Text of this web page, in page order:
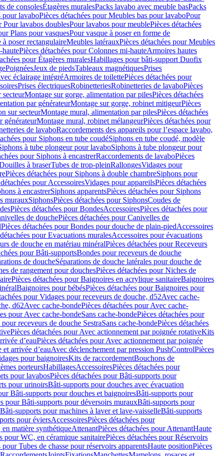
de consolesÉtagères muralesPacks lavabo avec meuble basPacks
pour lavaboPièces détachées pour Meubles bas pour lavaboPour
Pour lavabos doublesPour lavabos pour meublePièces détachées
Plans pour vasquesPour vasque à poser en forme de
à poser rectangulaireMeubles latérauxPièces détachées pour Meubles
hautePièces détachées pour Colonnes mi-hauteArmoires hautes
pour Étagères muralesHabillages pour bâti-support Duofix
PoignéesJeux de piedsTableaux magnétiquesPrises
éclairage intégréArmoires de toilettePièces détachées pour
Prises électriquesRobinetteriesRobinetteries de lavaboPièces
secteurMontage sur gorge, alimentation par pilesPièces détachées
par générateurMontage sur gorge, robinet mitigeurPièces
sur secteurMontage mural, alimentation par pilesPièces détachées
générateurMontage mural, robinet mélangeurPièces détachées pour
de lavaboRaccordements des appareils pour l’espace lavabo,
pour Siphons en tube coudéSiphons en tube coudé, modèle
à tube plongeur pour lavaboSiphons à tube plongeur pour
pour Siphons à encastrerRaccordements de lavaboPièces
à braserTubes de trop-pleinRallongesVidages pour
Pièces détachées pour Siphons à double chambreSiphons pour
pour AccessoiresVidages pour appareilsPièces détachées
à encastrerSiphons apparentsPièces détachées pour Siphons
murauxSiphonsPièces détachées pour SiphonsCoudes de
Pièces détachées pour BondesAccessoiresPièces détachées pour
de douchePièces détachées pour Canivelles de
Pièces détachées pour Bondes pour douche de plain-piedAccessoires
pour Evacuations muralesAccessoires pour évacuations
de douche en matériau minéralPièces détachées pour Receveurs
pour Bâti-supportsBondes pour receveurs de douche
de doucheSéparations de douche latérales pour douche de
de rangement pour douchesPièces détachées pour Niches de
Pièces détachées pour Baignoires en acrylique sanitaireBaignoires
Baignoires pour bébésPièces détachées pour Baignoires pour
pour Vidages pour receveurs de douche, d52Avec cache-
d62Avec cache-bondePièces détachées pour Avec cache-
pour Avec cache-bondeSans cache-bondePièces détachées pour
receveurs de douche SestraSans cache-bondePièces détachées
Pièces détachées pour Avec actionnement par poignée rotativeKits
d’eauPièces détachées pour Avec actionnement par poignée
arrivée d’eauAvec déclenchement par pression PushControlPièces
pour baignoiresKits de raccordementBouchons de
porteursHabillagesAccessoiresPièces détachées pour
pour lavabosPièces détachées pour Bâti-supports pour
pour urinoirsBâti-supports pour douches avec évacuation
Bâti-supports pour douches et baignoiresBâti-supports pour
pour Bâti-supports pour déversoirs murauxBâti-supports pour
supports pour machines à laver et lave-vaisselleBâti-supports
pour éviersAccessoiresPièces détachées pour
matière synthétiqueAttenantPièces détachées pour AttenantHaute
pour WC, en céramique sanitairePièces détachées pour Réservoirs
pour Tubes de chasse pour réservoirs apparentsHaute positionPièces